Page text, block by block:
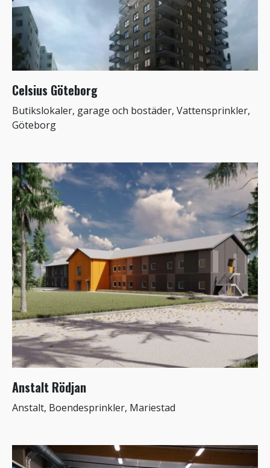
Celsius Göteborg
Butikslokaler, garage och bostäder, Vattensprinkler,
Göteborg
Anstalt Rödjan
Anstalt, Boendesprinkler, Mariestad